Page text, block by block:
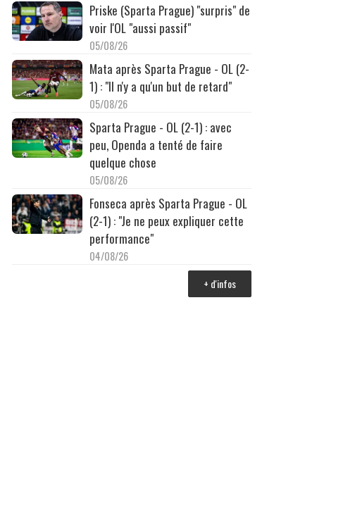
Priske (Sparta Prague) "surpris" de
voir l'OL "aussi passif"
05/08/26
Mata après Sparta Prague - OL (2-
1) : "Il n'y a qu'un but de retard"
05/08/26
Sparta Prague - OL (2-1) : avec
peu, Openda a tenté de faire
quelque chose
05/08/26
Fonseca après Sparta Prague - OL
(2-1) : "Je ne peux expliquer cette
performance"
04/08/26
+ d'infos